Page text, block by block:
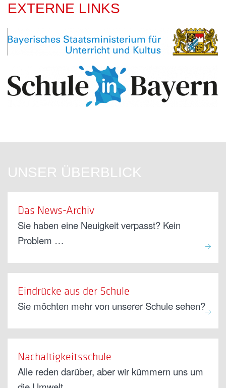
EXTERNE LINKS
UNSER ÜBERBLICK
Das News-Archiv
Sie haben eine Neuigkeit verpasst? Kein
Problem …
Eindrücke aus der Schule
Sie möchten mehr von unserer Schule sehen?
Nachaltigkeitsschule
Alle reden darüber, aber wir kümmern uns um